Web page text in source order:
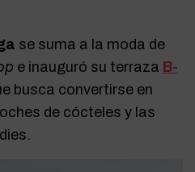
se suma a la moda de
e inauguró su terraza B-
busca convertirse en
de cócteles y las